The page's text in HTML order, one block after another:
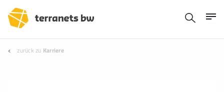
zurück zu Karriere